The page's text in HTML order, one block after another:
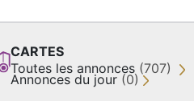
CARTES
Toutes les annonces (707)
Annonces du jour (0)